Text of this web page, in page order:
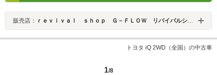
販売店： ｒｅｖｉｖａｌ ｓｈｏｐ Ｇ－ＦＬＯＷ リバイバルショップ ジーフロウ
トヨタ iQ 2WD（全国）の中古車
1/8